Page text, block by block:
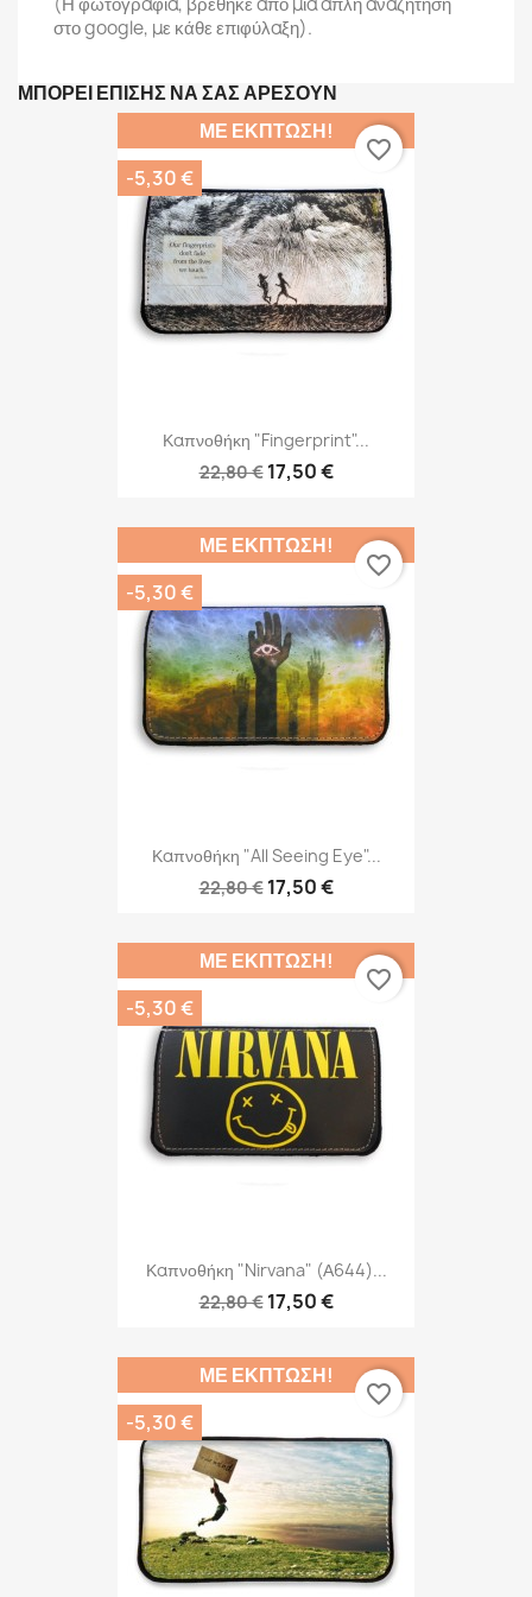
στο google, με κάθε επιφύλαξη).
ΜΠΟΡΕΊ ΕΠΊΣΗΣ ΝΑ ΣΑΣ ΑΡΈΣΟΥΝ
Καπνοθήκη "Fingerprint"...
22,80 € 17,50 €
ΜΕ ΈΚΠΤΩΣΗ!
-5,30 €
favorite_border
Καπνοθήκη "All Seeing Eye"...
22,80 € 17,50 €
ΜΕ ΈΚΠΤΩΣΗ!
-5,30 €
favorite_border
Καπνοθήκη "Nirvana" (Α644)...
22,80 € 17,50 €
ΜΕ ΈΚΠΤΩΣΗ!
-5,30 €
favorite_border
ΜΕ ΈΚΠΤΩΣΗ!
-5,30 €
favorite_border